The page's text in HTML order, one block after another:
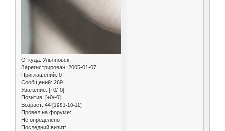
Откуда: Ульяновск
Зарегистрирован: 2005-01-07
Приглашений: 0
Сообщений: 269
Уважение: [+0/-0]
Позитив: [+0/-0]
Возраст: 44 [1981-10-11]
Провел на форуме:
Не определено
Последний визит: